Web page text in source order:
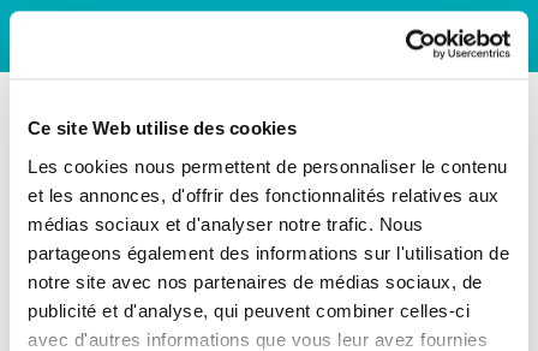
Ce site Web utilise des cookies
Les cookies nous permettent de personnaliser le contenu
et les annonces, d'offrir des fonctionnalités relatives aux
médias sociaux et d'analyser notre trafic. Nous
partageons également des informations sur l'utilisation de
notre site avec nos partenaires de médias sociaux, de
publicité et d'analyse, qui peuvent combiner celles-ci
avec d'autres informations que vous leur avez fournies